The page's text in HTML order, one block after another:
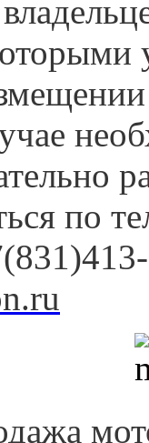
по